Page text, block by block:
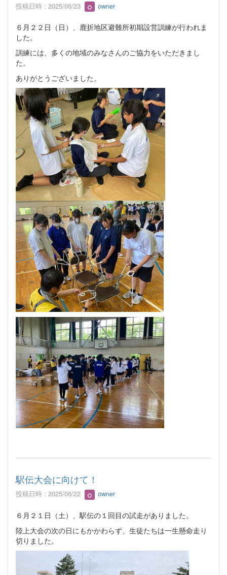
投稿日時 : 2025/06/23 owner
６月２２日（日）、鹿折地区避難所初期設営訓練が行われま
した。
訓練には、多くの地域のみなさんのご協力をいただきまし
た。
ありがとうございました。
駅伝大会に向けて！
投稿日時 : 2025/06/22 owner
６月２１日（土）、駅伝の１回目の試走がありました。
陸上大会の次の日にもかかわらず、生徒たちは一生懸命走り
切りました。